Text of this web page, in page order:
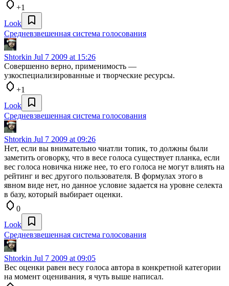
+1
Look
Средневзвешенная система голосования
Shtorkin Jul 7 2009 at 15:26
Совершенно верно, применимость —
узкоспециализированные и творческие ресурсы.
+1
Look
Средневзвешенная система голосования
Shtorkin Jul 7 2009 at 09:26
Нет, если вы внимательно чиатли топик, то должны были
заметить оговорку, что в весе голоса существует планка, если
вес голоса новичка ниже нее, то его голоса не могут влиять на
рейтинг и вес другого пользователя. В формулах этого в
явном виде нет, но данное условие задается на уровне селекта
в базу, который выбирает оценки.
0
Look
Средневзвешенная система голосования
Shtorkin Jul 7 2009 at 09:05
Вес оценки равен весу голоса автора в конкретной категории
на момент оценивания, я чуть выше написал.